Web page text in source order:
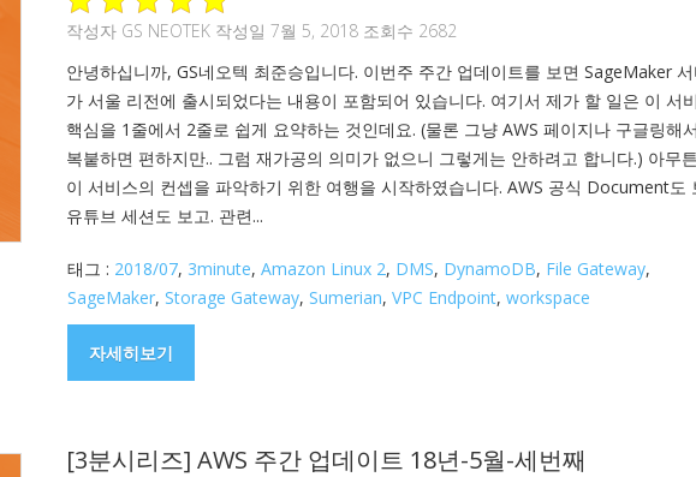
작성자 GS NEOTEK 작성일 7월 5, 2018 조회수 2682
안녕하십니까, GS네오텍 최준승입니다. 이번주 주간 업데이트를 보면 SageMaker
가 서울 리전에 출시되었다는 내용이 포함되어 있습니다. 여기서 제가 할 일은 이 서
핵심을 1줄에서 2줄로 쉽게 요약하는 것인데요. (물론 그냥 AWS 페이지나 구글링해
복붙하면 편하지만.. 그럼 재가공의 의미가 없으니 그렇게는 안하려고 합니다.) 아무
이 서비스의 컨셉을 파악하기 위한 여행을 시작하였습니다. AWS 공식 Document도
유튜브 세션도 보고. 관련...
태그 : 2018/07, 3minute, Amazon Linux 2, DMS, DynamoDB, File Gateway,
SageMaker, Storage Gateway, Sumerian, VPC Endpoint, workspace
자세히보기
[3분시리즈] AWS 주간 업데이트 18년-5월-세번째